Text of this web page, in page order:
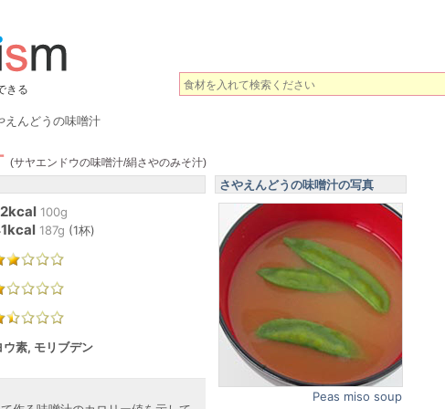
きる
えんどうの味噌汁
(サヤエンドウの味噌汁/絹さやのみそ汁)
100g
187g (1杯)
ウ素, モリブデン
さやえんどうの味噌汁の写真
Peas miso soup